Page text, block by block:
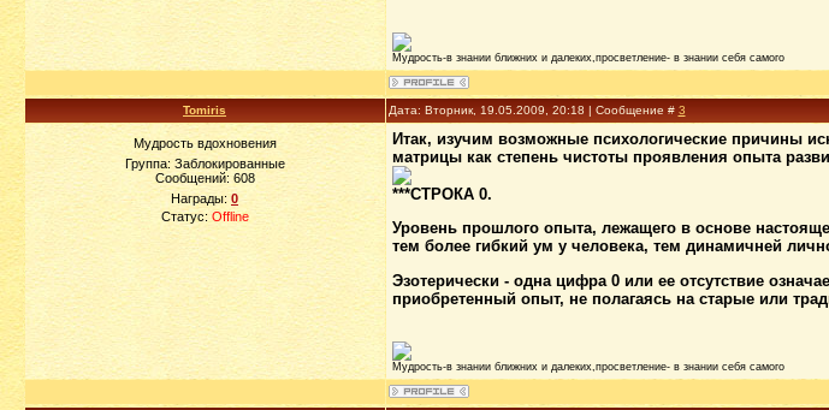
Мудрость-в знании ближних и далеких,просветление- в знании себя самого
Tomiris Дата: Вторник, 19.05.2009, 20:18 | Сообщение # 3
Мудрость вдохновения
Группа: Заблокированные
Сообщений: 608
Награды: 0
Статус: Offline
Итак, изучим возможные психологические причины
матрицы как степень чистоты проявления опыта
***СТРОКА 0.
Уровень прошлого опыта, лежащего в основе
тем более гибкий ум у человека, тем динамичней
Эзотерически - одна цифра 0 или ее отсутствие
приобретенный опыт, не полагаясь на старые или
Мудрость-в знании ближних и далеких,просветление- в знании себя самого